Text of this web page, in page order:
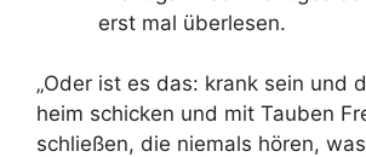
erst mal überlesen.
„Oder ist es das: krank sein und
heim schicken und mit Tauben
schließen, die niemals hören,